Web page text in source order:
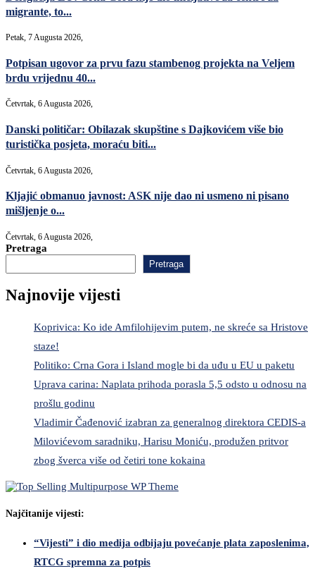
migrante, to...
Petak, 7 Augusta 2026,
Potpisan ugovor za prvu fazu stambenog projekta na Veljem
brdu vrijednu 40...
Četvrtak, 6 Augusta 2026,
Danski političar: Obilazak skupštine s Dajkovićem više bio
turistička posjeta, moraću biti...
Četvrtak, 6 Augusta 2026,
Kljajić obmanuo javnost: ASK nije dao ni usmeno ni pisano
mišljenje o...
Četvrtak, 6 Augusta 2026,
Pretraga
Pretraga
Najnovije vijesti
Koprivica: Ko ide Amfilohijevim putem, ne skreće sa Hristove
staze!
Politiko: Crna Gora i Island mogle bi da uđu u EU u paketu
Uprava carina: Naplata prihoda porasla 5,5 odsto u odnosu na
prošlu godinu
Vladimir Čađenović izabran za generalnog direktora CEDIS-a
Milovićevom saradniku, Harisu Moniću, produžen pritvor
zbog šverca više od četiri tone kokaina
Najčitanije vijesti:
“Vijesti” i dio medija odbijaju povećanje plata zaposlenima,
RTCG spremna za potpis